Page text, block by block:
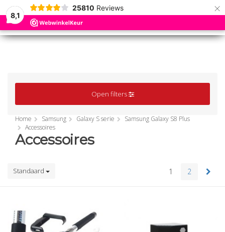
8,1
25810 Reviews ×
MENU
MENU
Open filters
Home Samsung Galaxy S serie
Samsung Galaxy S8 Plus
Accessoires
Accessoires
Standaard 1 2